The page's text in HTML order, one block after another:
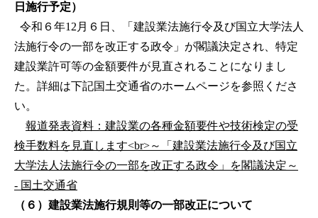
日施行予定）
令和６年12月６日、「建設業法施行令及び国立大学法人
法施行令の一部を改正する政令」が閣議決定され、特定
建設業許可等の金額要件が見直されることになりまし
た。詳細は下記国土交通省のホームページを参照くださ
い。
報道発表資料：建設業の各種金額要件や技術検定の受
検手数料を見直します<br>～「建設業法施行令及び国立
大学法人法施行令の一部を改正する政令」を閣議決定～
- 国土交通省
（６）建設業法施行規則等の一部改正について